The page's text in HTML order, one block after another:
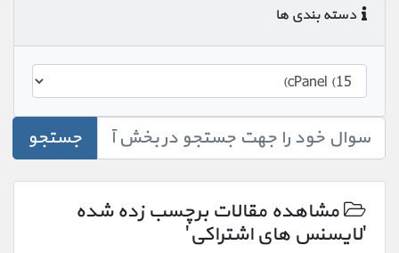
دسته بندی ها
جستجو
مشاهده مقالات برچسب زده شده
'لایسنس های اشتراکی'